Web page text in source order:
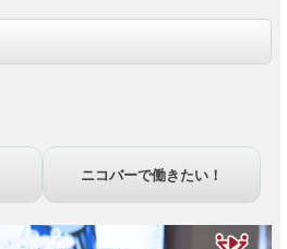
ニコバーで働きたい！